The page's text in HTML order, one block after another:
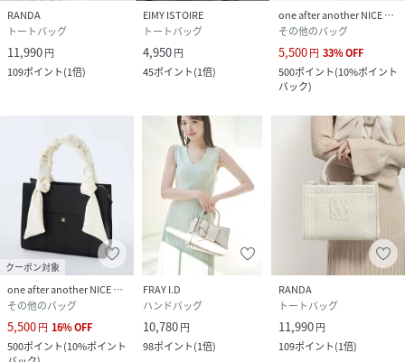
RANDA
トートバッグ
11,990円
109ポイント(1倍)
EIMY ISTOIRE
トートバッグ
4,950円
45ポイント(1倍)
one after another NICE CLAUP
その他のバッグ
5,500円 33%OFF
500ポイント(10%ポイント
バック)
クーポン対象
one after another NICE CLAUP
その他のバッグ
5,500円 16%OFF
500ポイント(10%ポイント
FRAY I.D
ハンドバッグ
10,780円
98ポイント(1倍)
RANDA
トートバッグ
11,990円
109ポイント(1倍)